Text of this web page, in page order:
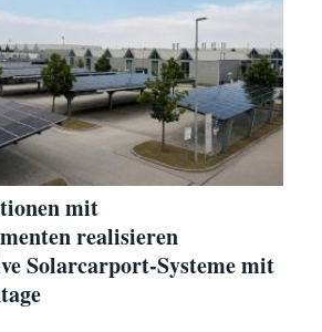
mit
realisieren
Solarcarport-Systeme mit